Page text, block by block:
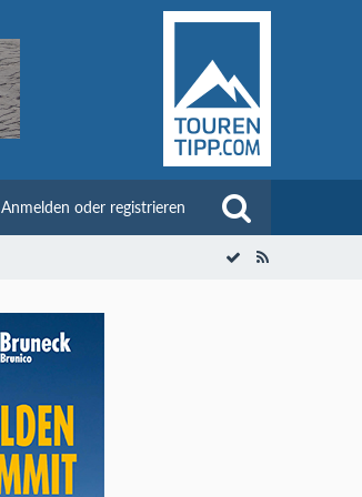
Anmelden oder registrieren